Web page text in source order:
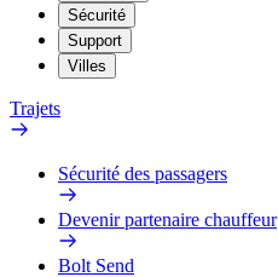
Sécurité
Support
Villes
Trajets
Sécurité des passagers
Devenir partenaire chauffeur
Bolt Send